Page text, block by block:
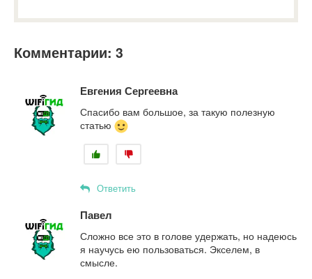
Комментарии: 3
Евгения Сергеевна
Спасибо вам большое, за такую полезную
статью
Ответить
Павел
Сложно все это в голове удержать, но надеюсь
я научусь ею пользоваться. Экселем, в
смысле.